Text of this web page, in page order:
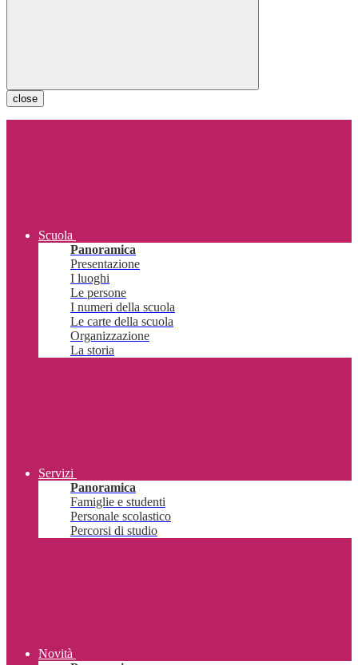
close
Scuola
Panoramica
Presentazione
I luoghi
Le persone
I numeri della scuola
Le carte della scuola
Organizzazione
La storia
Servizi
Panoramica
Famiglie e studenti
Personale scolastico
Percorsi di studio
Novità